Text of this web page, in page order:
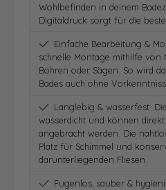
Wohlbefinden in deinem
Digitaldruck sorgt für die
Einfache Bearbeitung &
schnelle Montage mithilfe von
Bohren oder Sägen. So wird
Bades auch ohne
Langlebig & wasserfest:
wasserdicht und können
angebracht werden. Die
Platz für Schimmel und
darunterliegenden Fliesen
Fugenlos, sauber &